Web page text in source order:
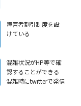
障害者割引制度を設
けている
混雑状況がHP等で確
認することができる
混雑時にtwitterで発信